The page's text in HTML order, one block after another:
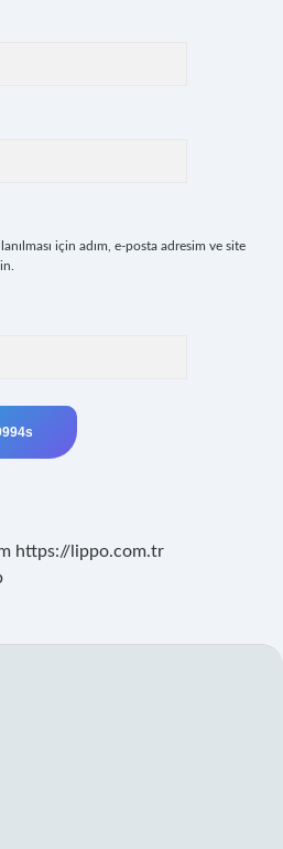
için adım, e-posta adresim ve site
https://lippo.com.tr